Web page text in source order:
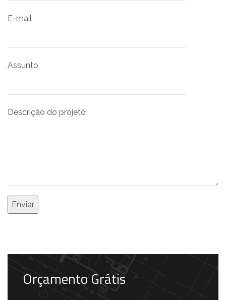
E-mail
Assunto
Descrição do projeto
Orçamento Grátis